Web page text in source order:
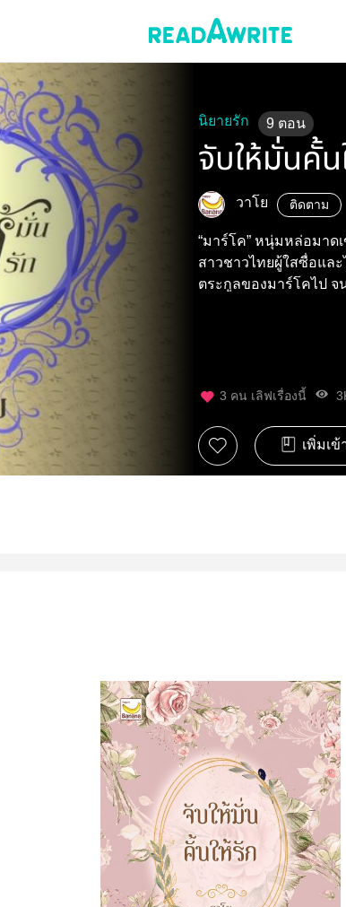
นิยายรัก 9 ตอน
จับให้มั่นคั้น
วาโย ติดตาม
“มาร์โค” หนุ่มหล่อมาด
สาวชาวไทยผู้ใสซื่อแล
ตระกูลของมาร์โคไป จ
3 คน เลิฟเรื่องนี้
เพิ่มเ